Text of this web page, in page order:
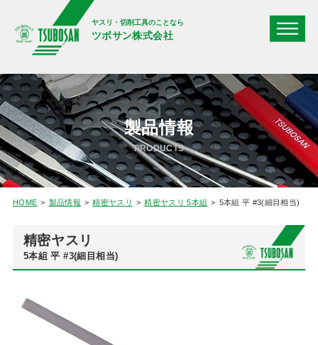
ヤスリ・切削工具のことなら
ツボサン株式会社
製品情報
PRODUCTS
HOME 製品情報 精密ヤスリ 精密ヤスリ 5本組 5本組 平 #3(細目相当)
精密ヤスリ
5本組 平 #3(細目相当)